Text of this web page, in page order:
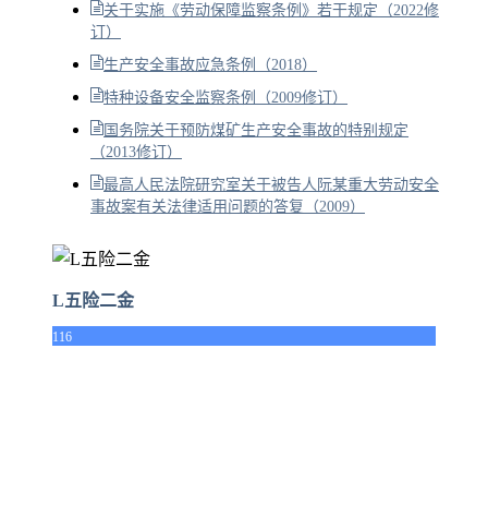
关于实施《劳动保障监察条例》若干规定（2022修
订）
生产安全事故应急条例（2018）
特种设备安全监察条例（2009修订）
国务院关于预防煤矿生产安全事故的特别规定
（2013修订）
最高人民法院研究室关于被告人阮某重大劳动安全
事故案有关法律适用问题的答复（2009）
L五险二金
116